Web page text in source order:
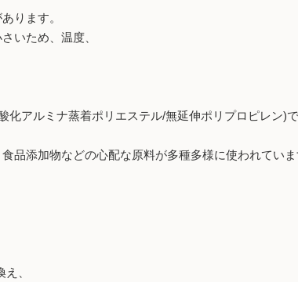
ります。
さいため、温度、
アルミナ蒸着ポリエステル/無延伸ポリプロピレン)
添加物などの心配な原料が多種多様に使われていま
、